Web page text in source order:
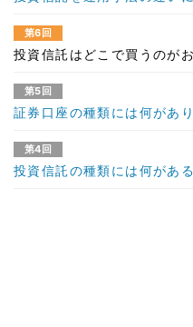
第6回
投資信託はどこで買うのが
第5回
証券口座の種類には何があ
第4回
投資信託の種類には何があ